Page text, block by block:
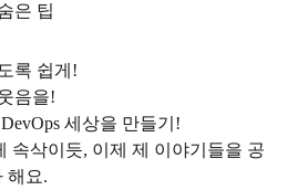
은 팁
록 쉽게!
음을!
세상을 만들기!
속삭이듯, 이제 제 이야기들을 공
해요.